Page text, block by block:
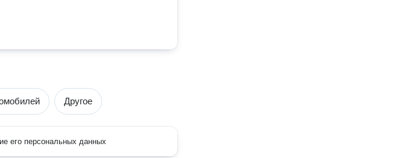
Другое
его персональных данных